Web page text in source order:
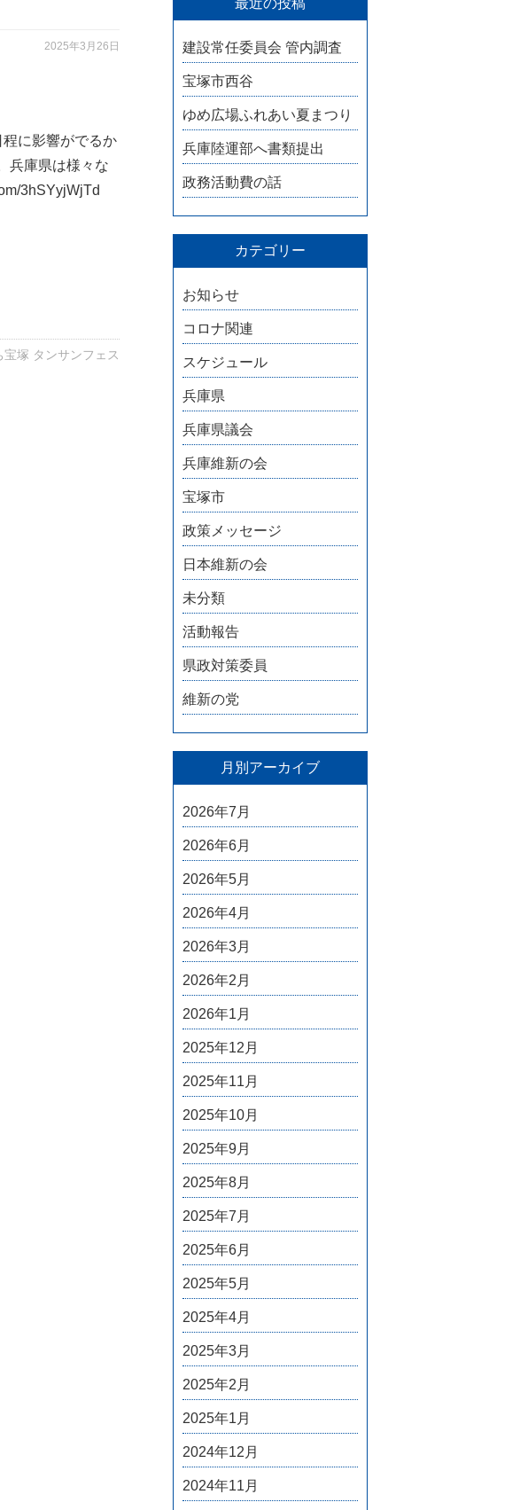
2025年3月26日
に影響がでるか
兵庫県は様々な
3hSYyjWjTd
宝塚 タンサンフェス
最近の投稿
建設常任委員会 管内調査
宝塚市西谷
ゆめ広場ふれあい夏まつり
兵庫陸運部へ書類提出
政務活動費の話
カテゴリー
お知らせ
コロナ関連
スケジュール
兵庫県
兵庫県議会
兵庫維新の会
宝塚市
政策メッセージ
日本維新の会
未分類
活動報告
県政対策委員
維新の党
月別アーカイブ
2026年7月
2026年6月
2026年5月
2026年4月
2026年3月
2026年2月
2026年1月
2025年12月
2025年11月
2025年10月
2025年9月
2025年8月
2025年7月
2025年6月
2025年5月
2025年4月
2025年3月
2025年2月
2025年1月
2024年12月
2024年11月